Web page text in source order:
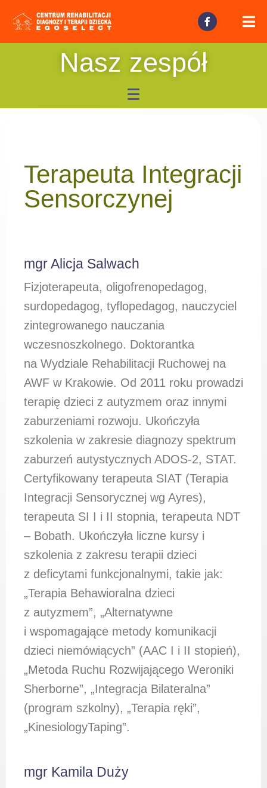
Nasz zespół
Terapeuta Integracji
Sensorczynej
mgr Alicja Salwach
Fizjoterapeuta, oligofrenopedagog,
surdopedagog, tyflopedagog, nauczyciel
zintegrowanego nauczania
wczesnoszkolnego. Doktorantka
na Wydziale Rehabilitacji Ruchowej na
AWF w Krakowie. Od 2011 roku prowadzi
terapię dzieci z autyzmem oraz innymi
zaburzeniami rozwoju. Ukończyła
szkolenia w zakresie diagnozy spektrum
zaburzeń autystycznych ADOS-2, STAT.
Certyfikowany terapeuta SIAT (Terapia
Integracji Sensorycznej wg Ayres),
terapeuta SI I i II stopnia, terapeuta NDT
– Bobath. Ukończyła liczne kursy i
szkolenia z zakresu terapii dzieci
z deficytami funkcjonalnymi, takie jak:
„Terapia Behawioralna dzieci
z autyzmem”, „Alternatywne
i wspomagające metody komunikacji
dzieci niemówiących” (AAC I i II stopień),
„Metoda Ruchu Rozwijającego Weroniki
Sherborne”, „Integracja Bilateralna”
(program szkolny), „Terapia ręki”,
„KinesiologyTaping”.
mgr Kamila Duży